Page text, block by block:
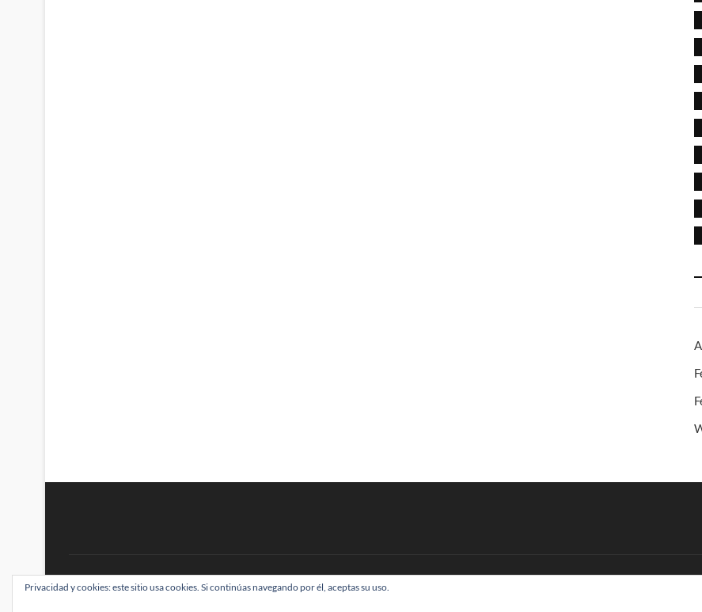
BRAINSTOMPING| Diseñado por:Theme Freesia|WordPress| © Todos los derechos reservados
Privacidad y cookies: este sitio usa cookies. Si continúas navegando por él, aceptas su uso.